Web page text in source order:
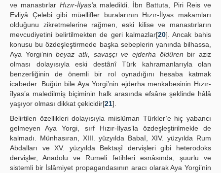
ve manastırlar Hızır-İlyas’a maledildi. İbn Battuta, Piri Reis ve
Evliyâ Çelebi gibi müellifler buralarının Hızır-İlyas makamları
olduğunu zikretmelerine rağmen, eski kilise ve manastırların
mevcudiyetini belirtilmekten de geri kalmazlar[20]. Ancak bahis
konusu bu özdeşleştirmede başka sebeplerin yanında bilhassa,
Aya Yorgi’ninbeyaz atlı, savaşçı ve ejderha öldüren bir aziz
olması dolayısıyla eski destânî Türk kahramanlarıyla olan
benzerliğinin de önemli bir rol oynadığını hesaba katmak
icabeder. Buğün bile Aya Yorgi’nin ejderha menkabesinin Hızır-
îlyas’a maledilmiş biçiminin halk arasında efsâne şeklinde hâlâ
yaşıyor olması dikkat çekicidir[21].
Belirtilen özellikleri dolayısıyla miislüman Türkler’e hiç yabancı
gelmeyen Aya Yorgi, sırf Hızır-İlyas’la özdeşleştirilmekle de
kalmadı. Münhasıran, XIII. yüzyılda Babaî, XIV. yüzyılda Rum
Abdalları ve XV. yüzyılda Bektaşî dervişleri gibi heterodoks
dervişler, Anadolu ve Rumeli fetihleri esnâsında, şuurlu ve
sistemli bir İslâmiyet propagandasının aracı olarak Aya Yorgi’nin